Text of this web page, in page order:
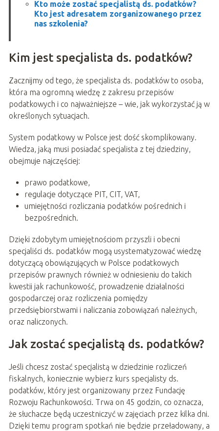
Kto może zostać specjalistą ds. podatków?
Kto jest adresatem zorganizowanego przez
nas szkolenia?
Kim jest specjalista ds. podatków?
Zacznijmy od tego, że specjalista ds. podatków to osoba,
która ma ogromną wiedzę z zakresu przepisów
podatkowych i co najważniejsze – wie, jak wykorzystać ją w
określonych sytuacjach.
System podatkowy w Polsce jest dość skomplikowany.
Wiedza, jaką musi posiadać specjalista z tej dziedziny,
obejmuje najczęściej:
prawo podatkowe,
regulacje dotyczące PIT, CIT, VAT,
umiejętności rozliczania podatków pośrednich i
bezpośrednich.
Dzięki zdobytym umiejętnościom przyszli i obecni
specjaliści ds. podatków mogą usystematyzować wiedzę
dotyczącą obowiązujących w Polsce podatkowych
przepisów prawnych również w odniesieniu do takich
kwestii jak rachunkowość, prowadzenie działalności
gospodarczej oraz rozliczenia pomiędzy
przedsiębiorstwami i naliczania zobowiązań należnych,
oraz naliczonych.
Jak zostać specjalistą ds. podatków?
Jeśli chcesz zostać specjalistą w dziedzinie rozliczeń
fiskalnych, koniecznie wybierz kurs specjalisty ds.
podatków, który jest organizowany przez Fundację
Rozwoju Rachunkowości. Trwa on 45 godzin, co oznacza,
że słuchacze będą uczestniczyć w zajęciach przez kilka dni.
Dzięki temu program spotkań nie będzie przeładowany, a